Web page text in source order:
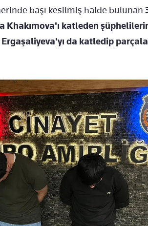
başı kesilmiş halde bulunan
Khakımova'ı katleden
da katledip